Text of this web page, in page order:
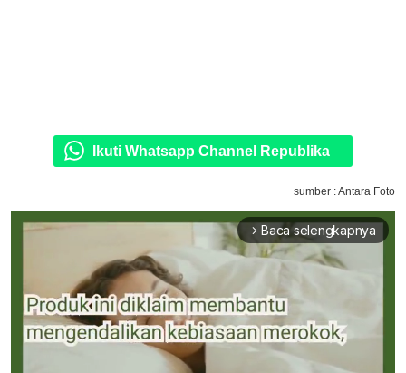
Ikuti Whatsapp Channel Republika
sumber : Antara Foto
arrow_forward_ios Baca selengkapnya